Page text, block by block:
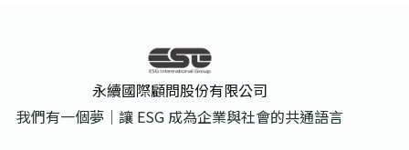
永續國際顧問股份有限公司
我們有一個夢｜讓 ESG 成為企業與社會的共通語言